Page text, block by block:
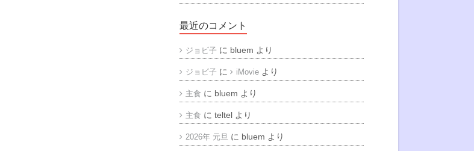
最近のコメント
ジョビ子 に bluem より
ジョビ子 に iMovie より
主食 に bluem より
主食 にteltel より
2026年 元旦 に bluem より